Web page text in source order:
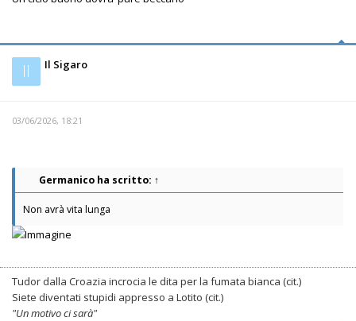
Il Il Sigaro
03/06/2026, 18:21
Germanico ha scritto: ↑
Non avrà vita lunga
Tudor dalla Croazia incrocia le dita per la fumata bianca (cit.)
Siete diventati stupidi appresso a Lotito (cit.)
"Un motivo ci sarà"